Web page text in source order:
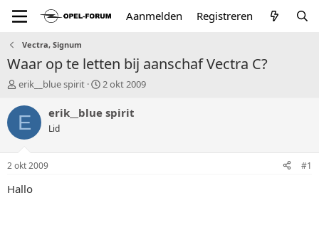
Aanmelden Registreren
Vectra, Signum
Waar op te letten bij aanschaf Vectra C?
T
p
t
a
r
erik__blue spirit
S
a
2 okt 2009
E erik__blue spirit
Lid
2 okt 2009 #1
Hallo